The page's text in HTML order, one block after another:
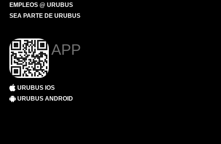
EMPLEOS @ URUBUS
SEA PARTE DE URUBUS
APP
URUBUS IOS
URUBUS ANDROID